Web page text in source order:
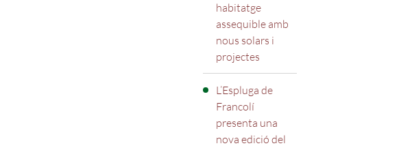
habitatge
assequible amb
nous solars i
projectes
L’Espluga de
Francolí
presenta una
nova edició del